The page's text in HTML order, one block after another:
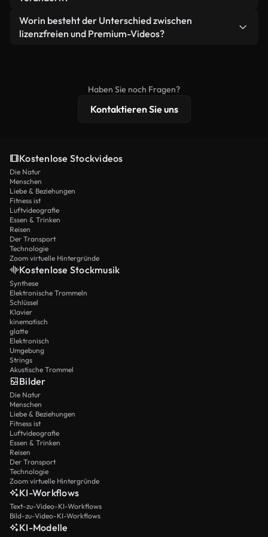
weiterverbreiten.
Videomaterial.
Ja. Sie dürfen unsere Videos gerne kürzen,
bearbeiten oder neu zusammenstellen. Achten Sie
Worin besteht der Unterschied zwischen
lizenzfreien und Premium-Videos?
erweiterten Lizenzschutz bieten.
Haben Sie noch Fragen?
Kontaktieren Sie uns
Kostenlose Stockvideos
Die Natur
Menschen
Liebe & Beziehungen
Fitness ist
Luftvideografie
Essen & Trinken
Reisen
Der Transport
Technologie
Zoom virtuelle Hintergründe
Kostenlose Stockmusik
Synthese
Elektronische Trommeln
Schlüssel
Klavier
kinematisch
glatte
Elektronisch
Umgebung
Strings
Akustische Trommel
Bilder
Die Natur
Menschen
Liebe & Beziehungen
Fitness ist
Luftvideografie
Essen & Trinken
Reisen
Der Transport
Technologie
Zoom virtuelle Hintergründe
KI-Workflows
Text-zu-Video-KI-Workflows
Bild-zu-Video-KI-Workflows
KI-Modelle